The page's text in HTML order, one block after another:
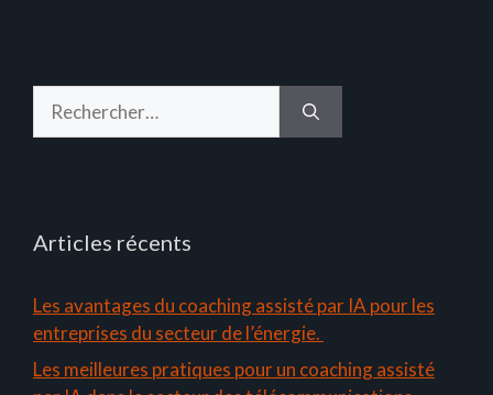
Articles récents
Les avantages du coaching assisté par IA pour les
entreprises du secteur de l’énergie.
Les meilleures pratiques pour un coaching assisté